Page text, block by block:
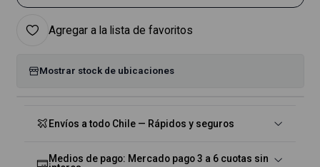
Agregar a la lista de favoritos
Mostrar stock de ubicaciones
Envíos a todo Chile — Rápidos y seguros
Medios de pago: Mercado pago 3 a 6 cuotas sin